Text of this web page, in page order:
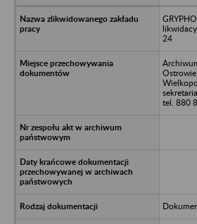
24
tel. 880